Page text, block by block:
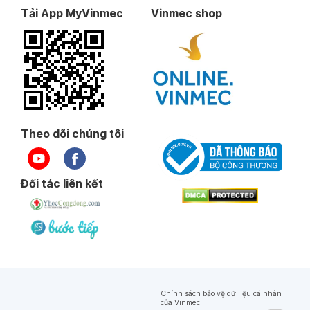
Tải App MyVinmec Vinmec shop
Theo dõi chúng tôi
Đối tác liên kết
Chính sách bảo vệ dữ liệu cá nhân
của Vinmec